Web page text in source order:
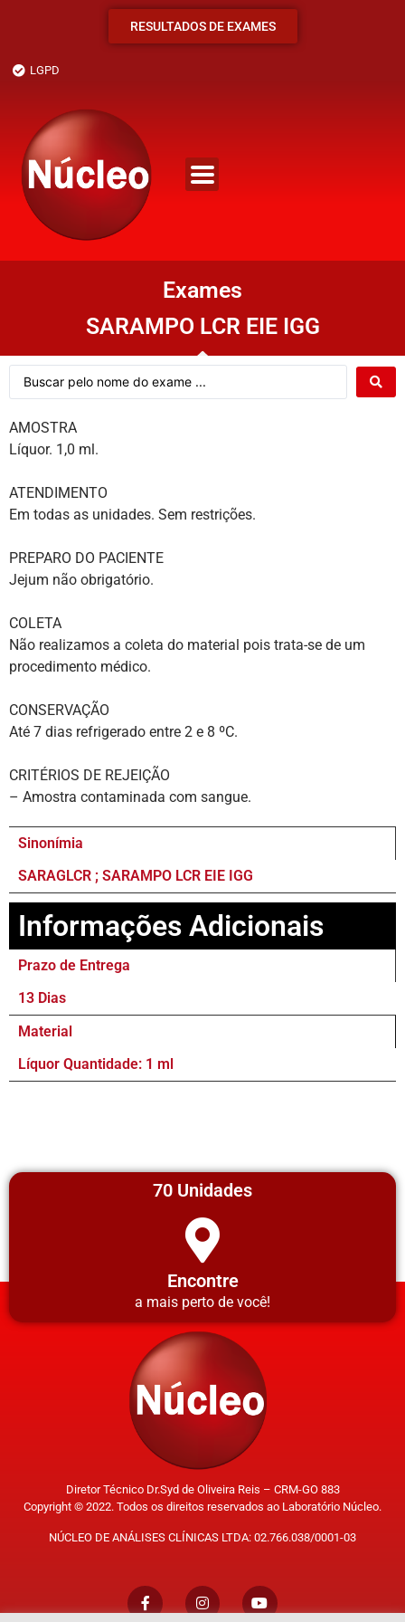
RESULTADOS DE EXAMES
LGPD
Exames
SARAMPO LCR EIE IGG
AMOSTRA
Líquor. 1,0 ml.
ATENDIMENTO
Em todas as unidades. Sem restrições.
PREPARO DO PACIENTE
Jejum não obrigatório.
COLETA
Não realizamos a coleta do material pois trata-se de um
procedimento médico.
CONSERVAÇÃO
Até 7 dias refrigerado entre 2 e 8 ºC.
CRITÉRIOS DE REJEIÇÃO
– Amostra contaminada com sangue.
Sinonímia
SARAGLCR ; SARAMPO LCR EIE IGG
Informações Adicionais
Prazo de Entrega
13 Dias
Material
Líquor Quantidade: 1 ml
70 Unidades
Encontre
a mais perto de você!
Diretor Técnico Dr.Syd de Oliveira Reis – CRM-GO 883
Copyright © 2022. Todos os direitos reservados ao Laboratório Núcleo.
NÚCLEO DE ANÁLISES CLÍNICAS LTDA: 02.766.038/0001-03